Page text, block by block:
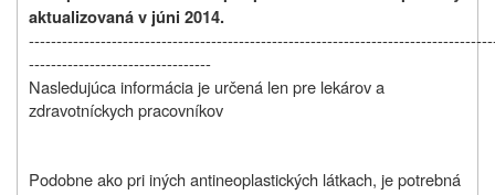
aktualizovaná v júni 2014.
---------------------------------
Nasledujúca informácia je určená len pre lekárov a
zdravotníckych pracovníkov
Podobne ako pri iných antineoplastických látkach, je potrebná